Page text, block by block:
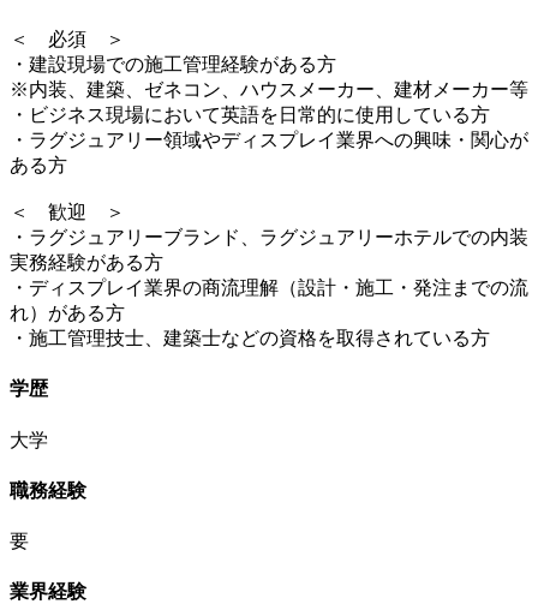
＜ 必須 ＞
・建設現場での施工管理経験がある方
※内装、建築、ゼネコン、ハウスメーカー、建材メーカー等
・ビジネス現場において英語を日常的に使用している方
・ラグジュアリー領域やディスプレイ業界への興味・関心が
ある方
＜ 歓迎 ＞
・ラグジュアリーブランド、ラグジュアリーホテルでの内装
実務経験がある方
・ディスプレイ業界の商流理解（設計・施工・発注までの流
れ）がある方
・施工管理技士、建築士などの資格を取得されている方
学歴
大学
職務経験
要
業界経験